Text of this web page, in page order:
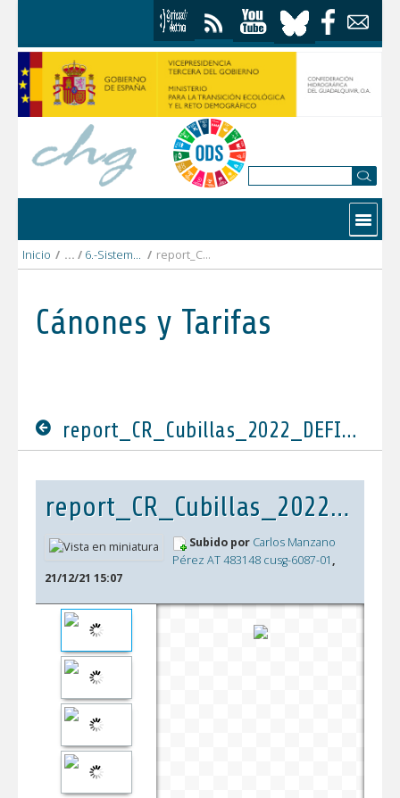
Contactar
Inicio / 6.-Sistema_Genil / report_CR_Cubillas_2022_DEFINITIVO.pdf
Cánones y Tarifas
report_CR_Cubillas_2022_DEFINITIVO.pdf
report_CR_Cubillas_2022_DEFINITIVO.pdf
Subido por Carlos Manzano
Pérez AT 483148 cusg-6087-01 ,
21/12/21 15:07